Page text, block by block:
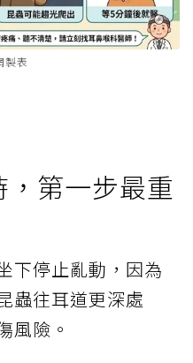
製表
第一步最重
下停止亂動，因為
蟲往耳道更深處
風險。